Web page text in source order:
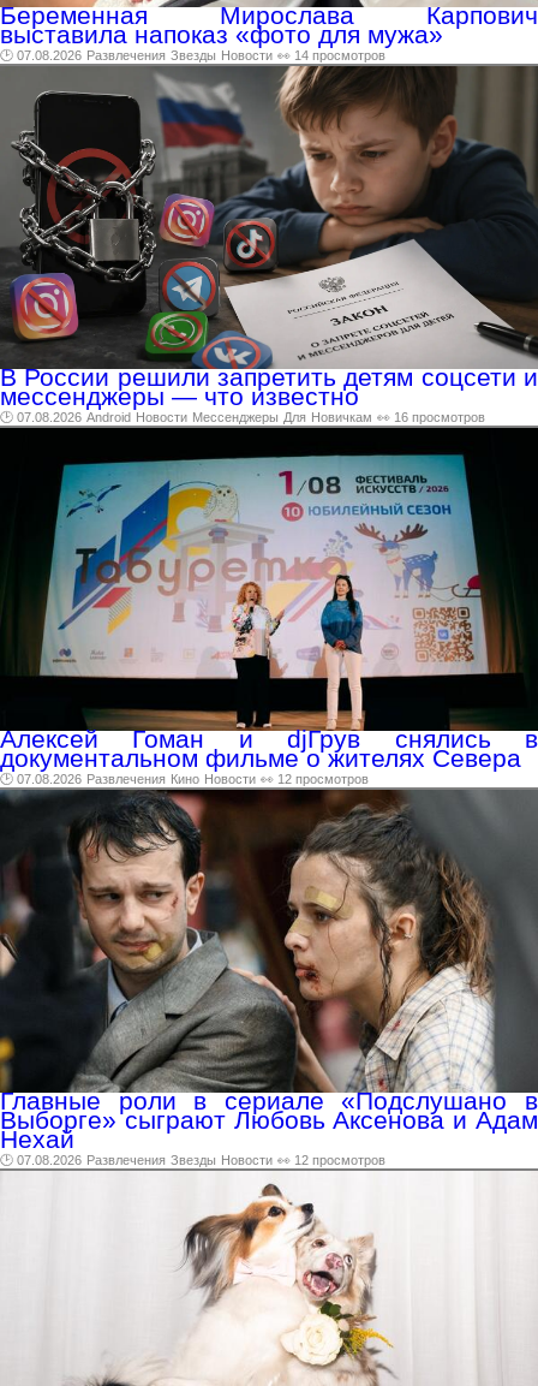
Беременная Мирослава Карпович
выставила напоказ «фото для мужа»
🕑 07.08.2026 Развлечения Звезды Новости 👀 14 просмотров
В России решили запретить детям соцсети и
мессенджеры — что известно
🕑 07.08.2026 Android Новости Мессенджеры Для Новичкам 👀 16 просмотров
Алексей Гоман и djГрув снялись в
документальном фильме о жителях Севера
🕑 07.08.2026 Развлечения Кино Новости 👀 12 просмотров
Главные роли в сериале «Подслушано в
Выборге» сыграют Любовь Аксенова и Адам
Нехай
🕑 07.08.2026 Развлечения Звезды Новости 👀 12 просмотров